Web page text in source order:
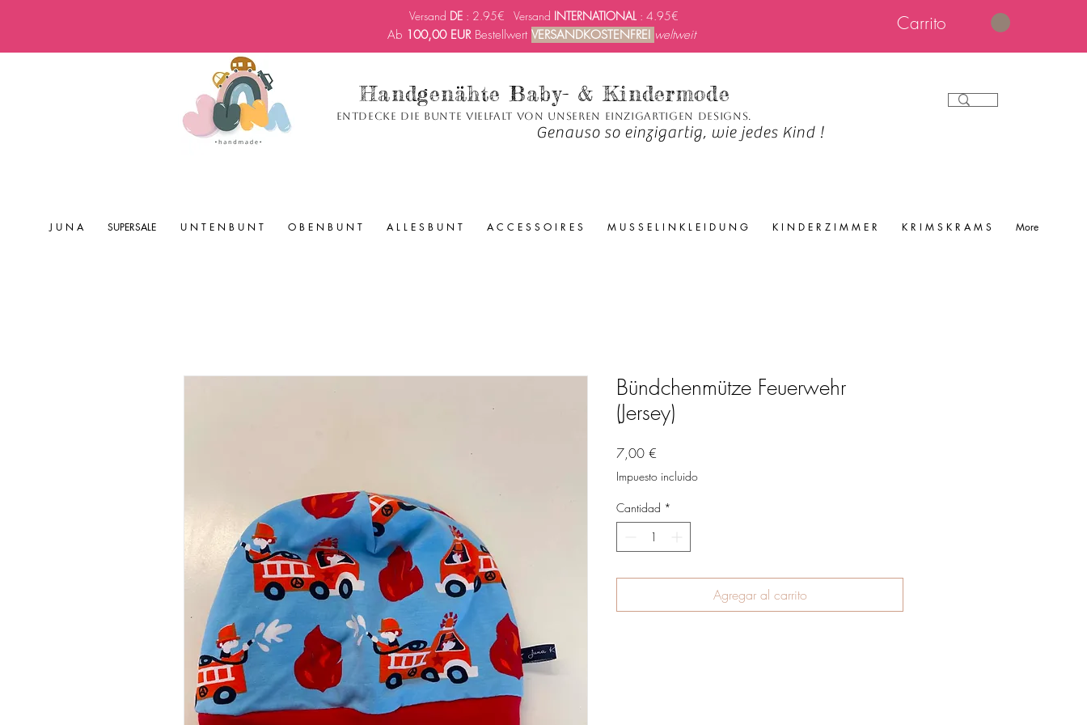
Carrito
Versand DE : 2.95€ Versand INTERNATIONAL : 4.95€
Ab 100,00 EURBestellwert VERSANDKOSTENFREI weltweit
Handgenähte Baby- & Kindermode
Entdecke die bunte Vielfalt von unseren einzigartigen Designs.
Genauso so einzigartig, wie jedes Kind !
J U N A SUPERSALE U N T E N B U N T O B E N B U N T A L L E S B U N T A C C E S S O I R E S M U S S E L I N K L E I D U N G K I N D E R Z I M M E R K R I M S K R A M S More
Bündchenmütze Feuerwehr
(Jersey)
7,00 €
Impuesto incluido
Cantidad *
Agregar al carrito